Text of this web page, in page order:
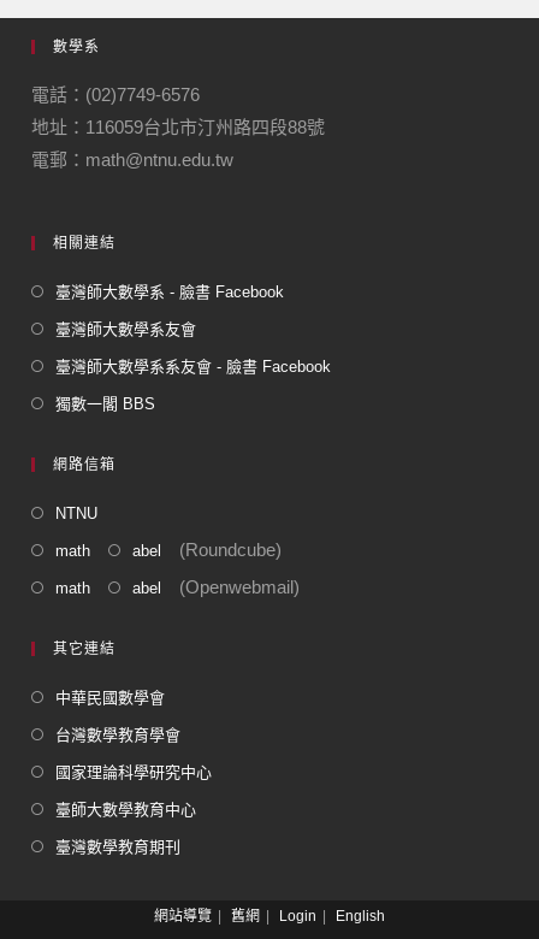
e
b
o
o
k
gr
m
數學系
電話：(02)7749-6576
地址：116059台北市汀州路四段88號
電郵：math@ntnu.edu.tw
相關連結
臺灣師大數學系 - 臉書 Facebook
臺灣師大數學系友會
臺灣師大數學系系友會 - 臉書 Facebook
獨數一閣 BBS
網路信箱
NTNU
math abel (Roundcube)
math abel (Openwebmail)
其它連結
中華民國數學會
台灣數學教育學會
國家理論科學研究中心
臺師大數學教育中心
臺灣數學教育期刊
網站導覽 舊網 Login English